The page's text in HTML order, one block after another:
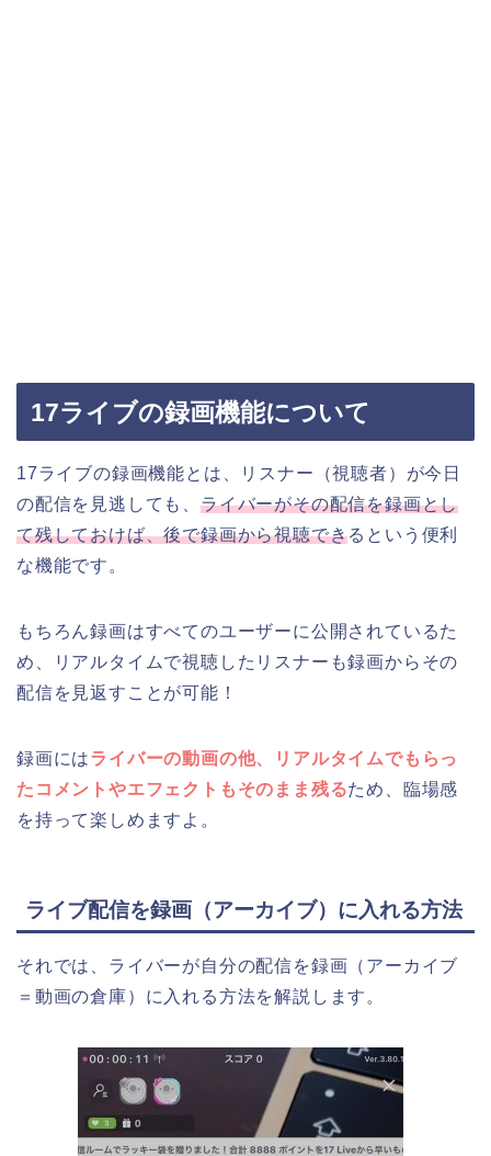
17ライブの録画機能について
17ライブの録画機能とは、リスナー（視聴者）が今日
の配信を見逃しても、 ライバーがその配信を録画とし
て残しておけば、後で録画から視聴できるという便利
な機能です。
もちろん録画はすべてのユーザーに公開されているた
め、リアルタイムで視聴したリスナーも録画からその
配信を見返すことが可能！
録画にはライバーの動画の他、リアルタイムでもらっ
たコメントやエフェクトもそのまま残るため、臨場感
を持って楽しめますよ。
ライブ配信を録画（アーカイブ）に入れる方法
それでは、ライバーが自分の配信を録画（アーカイブ
＝動画の倉庫）に入れる方法を解説します。